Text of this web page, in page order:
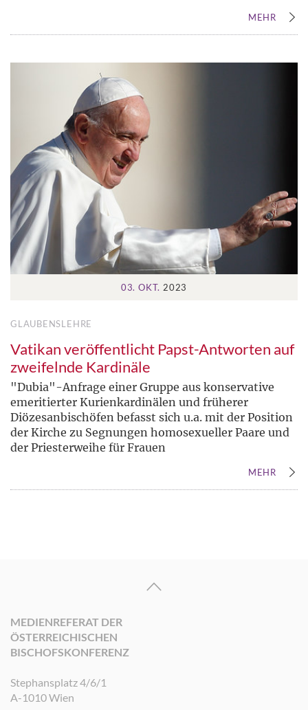
MEHR
03. OKT. 2023
GLAUBENSLEHRE
Vatikan veröffentlicht Papst-Antworten auf
zweifelnde Kardinäle
"Dubia"-Anfrage einer Gruppe aus konservative
emeritierter Kurienkardinälen und früherer
Diözesanbischöfen befasst sich u.a. mit der Position
der Kirche zu Segnungen homosexueller Paare und
der Priesterweihe für Frauen
MEHR
MEDIENREFERAT DER
ÖSTERREICHISCHEN
BISCHOFSKONFERENZ
Stephansplatz 4/6/1
A-1010 Wien